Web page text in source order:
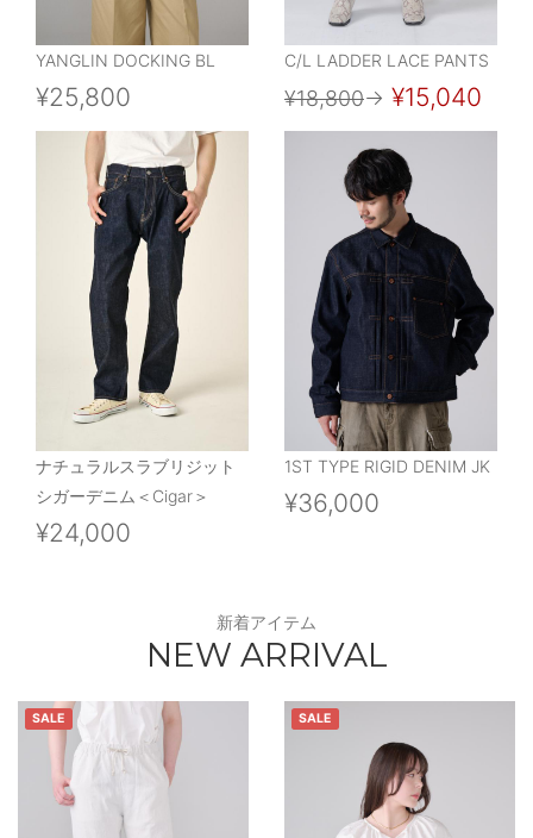
YANGLIN DOCKING BL
¥25,800
C/L LADDER LACE PANTS
¥18,800→ ¥15,040
ナチュラルスラブリジット
シガーデニム＜Cigar＞
¥24,000
1ST TYPE RIGID DENIM JK
¥36,000
新着アイテム
NEW ARRIVAL
SALE SALE